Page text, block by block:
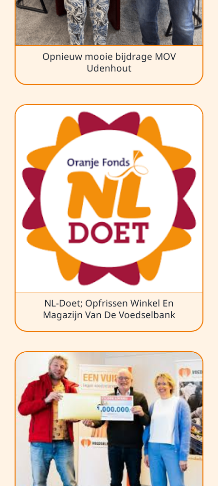
Opnieuw mooie bijdrage MOV
Udenhout
NL-Doet; Opfrissen Winkel En
Magazijn Van De Voedselbank